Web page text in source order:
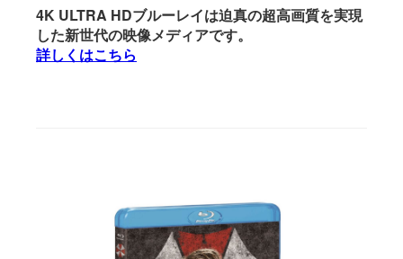
4K ULTRA HDブルーレイは迫真の超高画質を実現
した新世代の映像メディアです。
詳しくはこちら